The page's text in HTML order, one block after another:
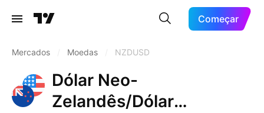
Começar
Mercados Moedas NZDUSD
Dólar Neo-
Zelandês/Dólar